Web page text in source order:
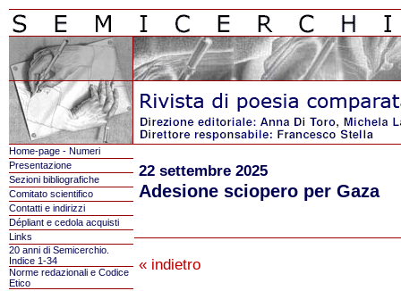
Home-page - Numeri
Presentazione
Sezioni bibliografiche
Comitato scientifico
Contatti e indirizzi
Dépliant e cedola acquisti
Links
20 anni di Semicerchio.
Indice 1-34
Norme redazionali e Codice
Etico
22 settembre 2025
Adesione sciopero per Gaza
« indietro